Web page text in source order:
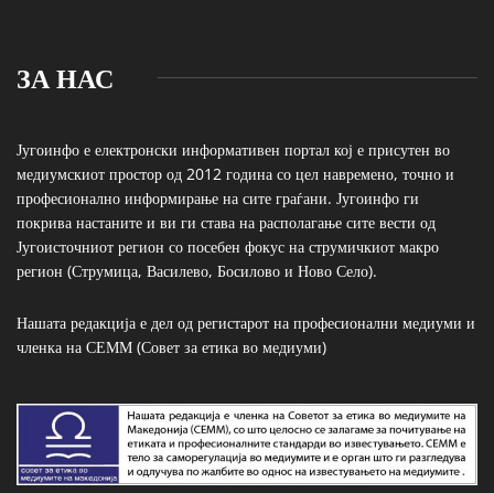
ЗА НАС
Југоинфо е електронски информативен портал кој е присутен во
медиумскиот простор од 2012 година со цел навремено, точно и
професионално информирање на сите граѓани. Југоинфо ги
покрива настаните и ви ги става на располагање сите вести од
Југоисточниот регион со посебен фокус на струмичкиот макро
регион (Струмица, Василево, Босилово и Ново Село).
Нашата редакција е дел од регистарот на професионални медиуми и
членка на СЕММ (Совет за етика во медиуми)